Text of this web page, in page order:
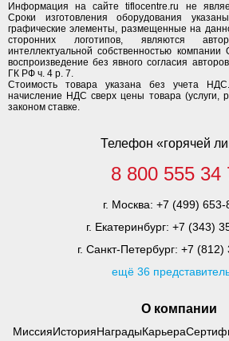
О компании
МиссияИсторияНаградыКарьера
Информация на сайте tiflocentre.ru не
Сроки изготовления оборудования
графические элементы, размещенные на
сторонних логотипов, являются
интеллектуальной собственностью
воспроизведение без явного согласия
ГК РФ ч. 4 р. 7.
Стоимость товара указана без учета
начисление НДС сверх цены товара (услуги,
законом ставке.
Телефон «горячей
8 800 555 34
г. Москва: +7 (499) 653-
г. Екатеринбург: +7 (343)
г. Санкт-Петербург: +7 (812)
ещё 36